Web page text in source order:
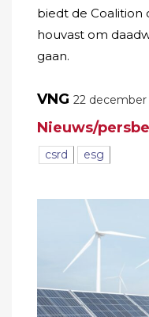
biedt de Coalition
houvast om
gaan.
VNG 22 december
Nieuws/
csrd esg